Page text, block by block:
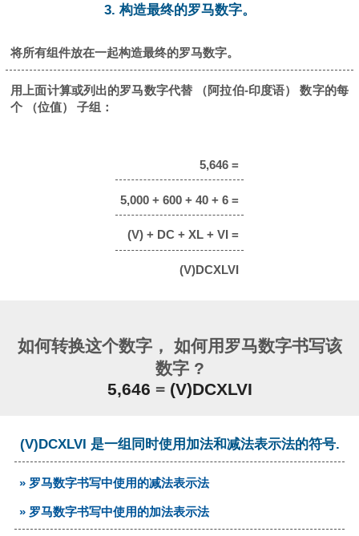
3. 构造最终的罗马数字。
将所有组件放在一起构造最终的罗马数字。
用上面计算或列出的罗马数字代替 （阿拉伯-印度语） 数字的每
个 （位值） 子组：
5,646 =
5,000 + 600 + 40 + 6 =
(V) + DC + XL + VI =
(V)DCXLVI
如何转换这个数字， 如何用罗马数字书写该
数字 ?
5,646 = (V)DCXLVI
(V)DCXLVI 是一组同时使用加法和减法表示法的符号.
» 罗马数字书写中使用的减法表示法
» 罗马数字书写中使用的加法表示法